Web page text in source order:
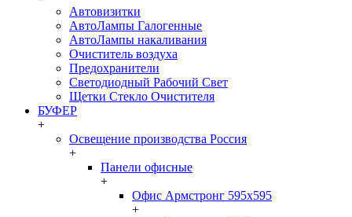
Автовизитки
АвтоЛампы Галогенные
АвтоЛампы накаливания
Очиститель воздуха
Предохранители
Светодиодный Рабочий Свет
Щетки Стекло Очистителя
БУФЕР
+
Освещение производства Россия
+
Панели офисные
+
Офис Армстронг 595x595
+